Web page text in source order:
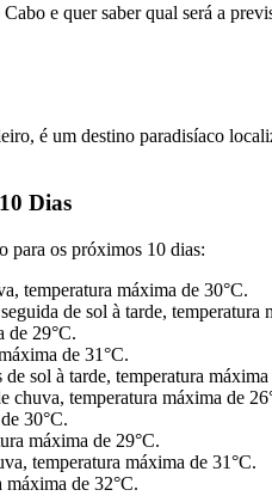
e quer saber qual será a
é um destino paradisíaco
Dias
para os próximos 10 dias:
temperatura máxima de 30°C.
de sol à tarde, temperatura
de 29°C.
de 31°C.
sol à tarde, temperatura máxima
chuva, temperatura máxima de
30°C.
máxima de 29°C.
temperatura máxima de 31°C.
máxima de 32°C.